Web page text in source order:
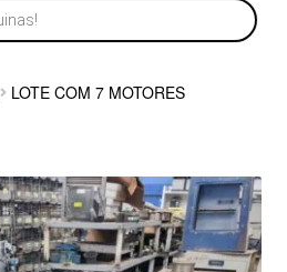
LOTE COM 7 MOTORES